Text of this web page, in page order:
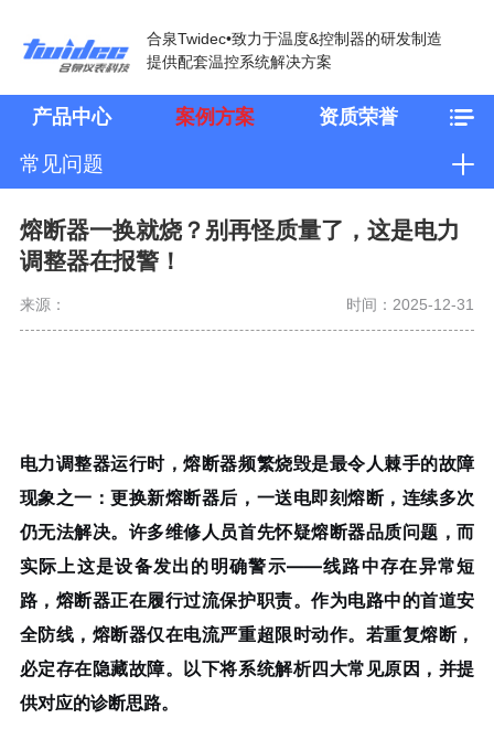
合泉Twidec•致力于温度&控制器的研发制造
提供配套温控系统解决方案
产品中心 案例方案 资质荣誉
常见问题
熔断器一换就烧？别再怪质量了，这是电力
调整器在报警！
来源： 时间：2025-12-31
电力调整器运行时，熔断器频繁烧毁是最令人棘手的故障
现象之一：更换新熔断器后，一送电即刻熔断，连续多次
仍无法解决。许多维修人员首先怀疑熔断器品质问题，而
实际上这是设备发出的明确警示——线路中存在异常短
路，熔断器正在履行过流保护职责。作为电路中的首道安
全防线，熔断器仅在电流严重超限时动作。若重复熔断，
必定存在隐藏故障。以下将系统解析四大常见原因，并提
供对应的诊断思路。